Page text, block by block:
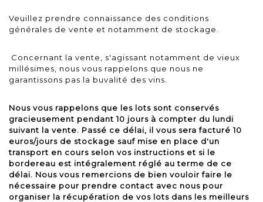
Veuillez prendre connaissance des conditions
générales de vente et notamment de stockage.
Concernant la vente, s'agissant notamment de vieux
millésimes, nous vous rappelons que nous ne
garantissons pas la buvalité des vins.
Nous vous rappelons que les lots sont conservés
gracieusement pendant 10 jours à compter du lundi
suivant la vente. Passé ce délai, il vous sera facturé 10
euros/jours de stockage sauf mise en place d'un
transport en cours selon vos instructions et si le
bordereau est intégralement réglé au terme de ce
délai. Nous vous remercions de bien vouloir faire le
nécessaire pour prendre contact avec nous pour
organiser la récupération de vos lots dans les meilleurs